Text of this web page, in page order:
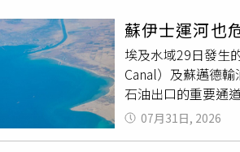
蘇伊士運河也
埃及水域29日發生
Canal）及蘇邁德
石油出口的重要通
of Hormuz）與曼
07月31日, 2026